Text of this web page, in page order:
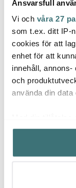
Ansvarsfull
Vi och våra 27
som t.ex. ditt IP-
cookies för att
enhet för att
innehåll,
och
använda din
Samla in
kan ha en
Identifiera
Ta reda på mer
Hexclad
Hybrid
cm Silver/Svart
1999 kr
I lager
Låt dig